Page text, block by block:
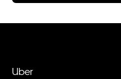
Uber